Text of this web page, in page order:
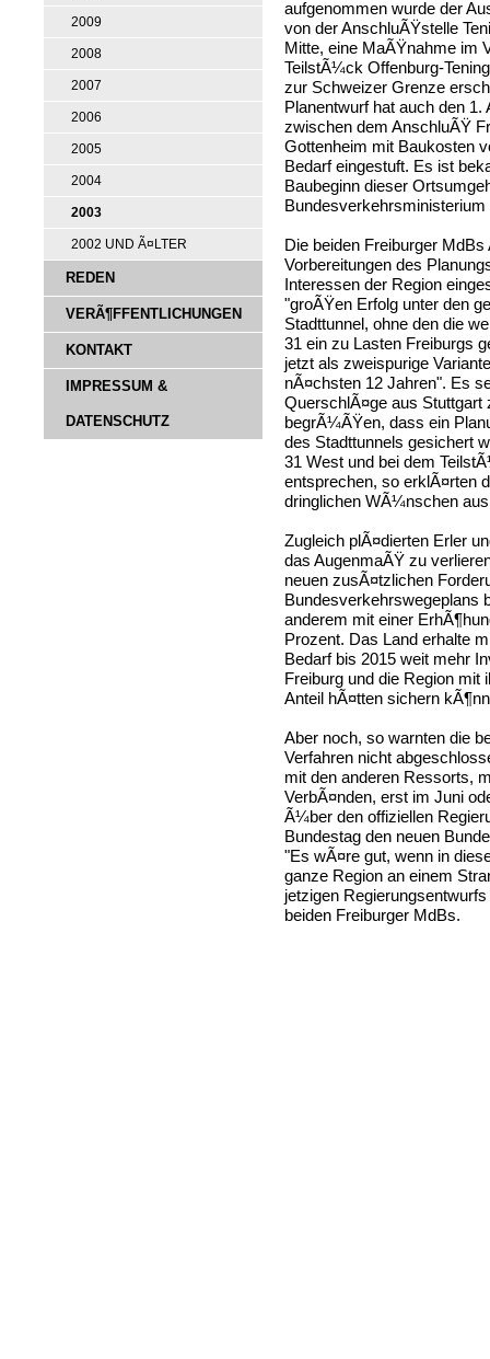
2009
2008
2007
2006
2005
2004
2003
2002 UND Ã¤LTER
REDEN
VERÃ¶FFENTLICHUNGEN
KONTAKT
IMPRESSUM &
DATENSCHUTZ
aufgenommen wurde der
von der AnschluÃŸstelle
Mitte, eine MaÃŸnahme im
TeilstÃ¼ck Offenburg-
zur Schweizer Grenze
Planentwurf hat auch den
zwischen dem AnschluÃŸ
Gottenheim mit Baukosten
Bedarf eingestuft. Es ist
Baubeginn dieser
Die beiden Freiburger
Vorbereitungen des
Interessen der Region
"groÃŸen Erfolg unter den
Stadttunnel, ohne den die
31 ein zu Lasten Freiburgs
jetzt als zweispurige
nÃ¤chsten 12 Jahren". Es
QuerschlÃ¤ge aus Stuttgart
begrÃ¼ÃŸen, dass ein
des Stadttunnels gesichert
31 West und bei dem
entsprechen, so erklÃ¤rten
dringlichen WÃ¼nschen
Zugleich plÃ¤dierten Erler
das AugenmaÃŸ zu
neuen zusÃ¤tzlichen
anderem mit einer
Prozent. Das Land erhalte
Bedarf bis 2015 weit mehr
Freiburg und die Region
Anteil hÃ¤tten sichern
Aber noch, so warnten die
Verfahren nicht
mit den anderen Ressorts,
VerbÃ¤nden, erst im Juni
Ã¼ber den offiziellen
Bundestag den neuen
"Es wÃ¤re gut, wenn in
ganze Region an einem
jetzigen
beiden Freiburger MdBs.